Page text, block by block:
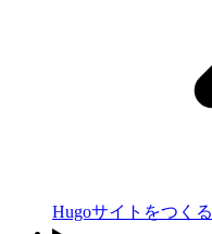
Hugoサイトをつくる